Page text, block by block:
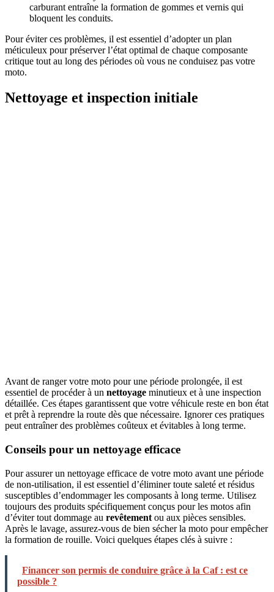
carburant entraîne la formation de gommes et vernis qui
bloquent les conduits.
Pour éviter ces problèmes, il est essentiel d’adopter un plan
méticuleux pour préserver l’état optimal de chaque composante
critique tout au long des périodes où vous ne conduisez pas votre
moto.
Nettoyage et inspection initiale
Avant de ranger votre moto pour une période prolongée, il est
essentiel de procéder à un nettoyage minutieux et à une inspection
détaillée. Ces étapes garantissent que votre véhicule reste en bon état
et prêt à reprendre la route dès que nécessaire. Ignorer ces pratiques
peut entraîner des problèmes coûteux et évitables à long terme.
Conseils pour un nettoyage efficace
Pour assurer un nettoyage efficace de votre moto avant une période
de non-utilisation, il est essentiel d’éliminer toute saleté et résidus
susceptibles d’endommager les composants à long terme. Utilisez
toujours des produits spécifiquement conçus pour les motos afin
d’éviter tout dommage au revêtement ou aux pièces sensibles.
Après le lavage, assurez-vous de bien sécher la moto pour empêcher
la formation de rouille. Voici quelques étapes clés à suivre :
Financer son permis de conduire grâce à la Caf : est ce
possible ?